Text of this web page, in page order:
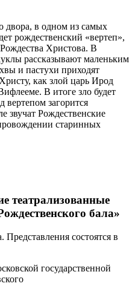
двора, в одном из самых
рождественский «вертеп»,
Христова. В
рассказывают маленьким
и пастухи приходят
как злой царь Ирод
В итоге зло будет
вертепом загорится
звучат Рождественские
старинных
театрализованные
бала»
Представления состоятся в
государственной